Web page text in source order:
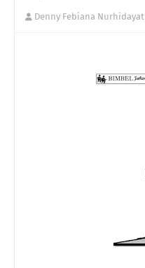
Denny Febiana Nurhidayat